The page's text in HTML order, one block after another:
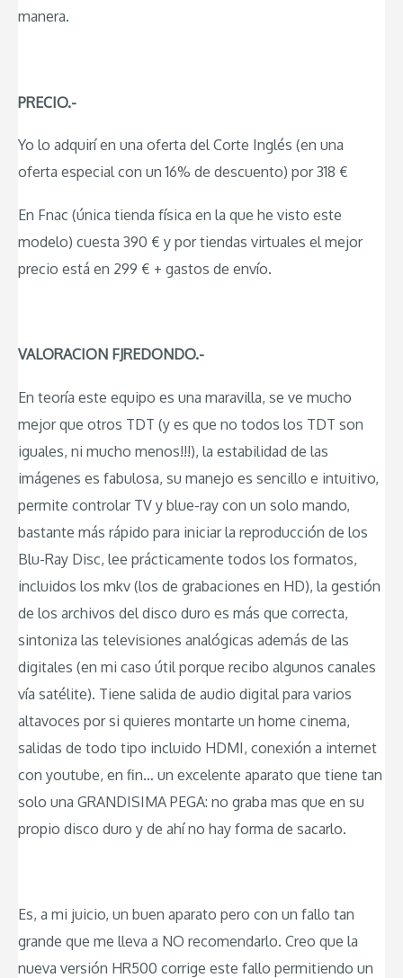
manera.
PRECIO.-
Yo lo adquirí en una oferta del Corte Inglés (en una
oferta especial con un 16% de descuento) por 318 €
En Fnac (única tienda física en la que he visto este
modelo) cuesta 390 € y por tiendas virtuales el mejor
precio está en 299 € + gastos de envío.
VALORACION FJREDONDO.-
En teoría este equipo es una maravilla, se ve mucho
mejor que otros TDT (y es que no todos los TDT son
iguales, ni mucho menos!!!), la estabilidad de las
imágenes es fabulosa, su manejo es sencillo e intuitivo,
permite controlar TV y blue-ray con un solo mando,
bastante más rápido para iniciar la reproducción de los
Blu-Ray Disc, lee prácticamente todos los formatos,
incluidos los mkv (los de grabaciones en HD), la gestión
de los archivos del disco duro es más que correcta,
sintoniza las televisiones analógicas además de las
digitales (en mi caso útil porque recibo algunos canales
vía satélite). Tiene salida de audio digital para varios
altavoces por si quieres montarte un home cinema,
salidas de todo tipo incluido HDMI, conexión a internet
con youtube, en fin… un excelente aparato que tiene tan
solo una GRANDISIMA PEGA: no graba mas que en su
propio disco duro y de ahí no hay forma de sacarlo.
Es, a mi juicio, un buen aparato pero con un fallo tan
grande que me lleva a NO recomendarlo. Creo que la
nueva versión HR500 corrige este fallo permitiendo un